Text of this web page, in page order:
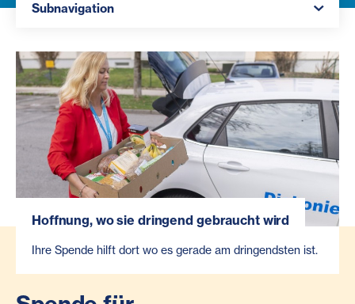
Subnavigation
Hoffnung, wo sie dringend gebraucht wird
Ihre Spende hilft dort wo es gerade am dringendsten ist.